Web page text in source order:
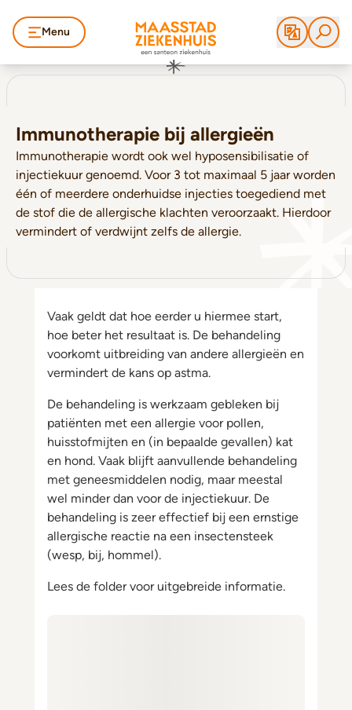
Menu
Immunotherapie bij allergieën
Immunotherapie wordt ook wel hyposensibilisatie of
injectiekuur genoemd. Voor 3 tot maximaal 5 jaar worden
één of meerdere onderhuidse injecties toegediend met
de stof die de allergische klachten veroorzaakt. Hierdoor
vermindert of verdwijnt zelfs de allergie.
Vaak geldt dat hoe eerder u hiermee start,
hoe beter het resultaat is. De behandeling
voorkomt uitbreiding van andere allergieën en
vermindert de kans op astma.
De behandeling is werkzaam gebleken bij
patiënten met een allergie voor pollen,
huisstofmijten en (in bepaalde gevallen) kat
en hond. Vaak blijft aanvullende behandeling
met geneesmiddelen nodig, maar meestal
wel minder dan voor de injectiekuur. De
behandeling is zeer effectief bij een ernstige
allergische reactie na een insectensteek
(wesp, bij, hommel).
Lees de folder voor uitgebreide informatie.